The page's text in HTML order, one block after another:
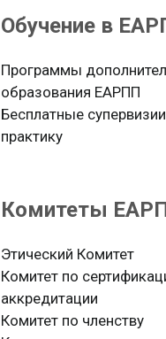
Обучение в
Программы
образования ЕАРПП
Бесплатные
практику
Комитеты
Этический Комитет
Комитет по
аккредитации
Комитет по членству